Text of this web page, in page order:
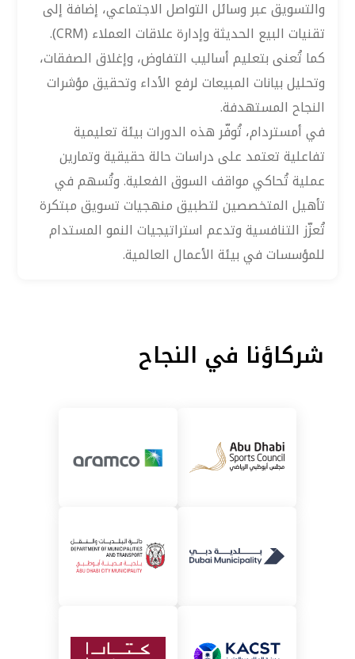
والتسويق عبر وسائل التواصل الاجتماعي، إضافة إلى
تقنيات البيع الحديثة وإدارة علاقات العملاء (CRM).
كما تُعنى بتعليم أساليب التفاوض، وإغلاق الصفقات،
وتحليل بيانات المبيعات لرفع الأداء وتحقيق مؤشرات
النجاح المستهدفة.
في أمستردام، تُوفّر هذه الدورات بيئة تعليمية
تفاعلية تعتمد على دراسات حالة حقيقية وتمارين
عملية تُحاكي مواقف السوق الفعلية. وتُسهم في
تأهيل المتخصصين لتطبيق منهجيات تسويق مبتكرة
تُعزّز التنافسية وتدعم استراتيجيات النمو المستدام
للمؤسسات في بيئة الأعمال العالمية.
شركاؤنا في النجاح